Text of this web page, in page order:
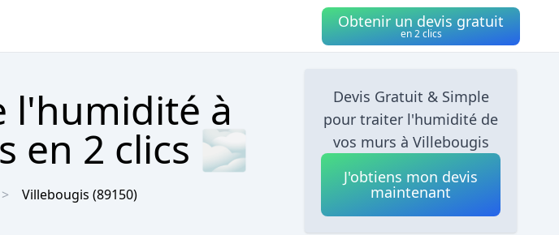
Obtenir un devis gratuit
en 2 clics
l'humidité à
en 2 clics 🌫
Villebougis (89150)
Devis Gratuit & Simple
pour traiter l'humidité de
vos murs à Villebougis
J'obtiens mon devis
maintenant